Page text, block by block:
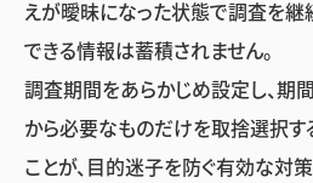
えが曖昧になった状態で調査を継
できる情報は蓄積されません。
調査期間をあらかじめ設定し、期
から必要なものだけを取捨選択す
ことが、目的迷子を防ぐ有効な対策